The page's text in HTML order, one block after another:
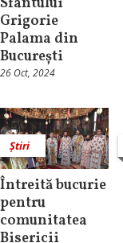
Grigorie
Palama din
București
26 Oct, 2024
Știri
Întreită bucurie
pentru
comunitatea
Bisericii